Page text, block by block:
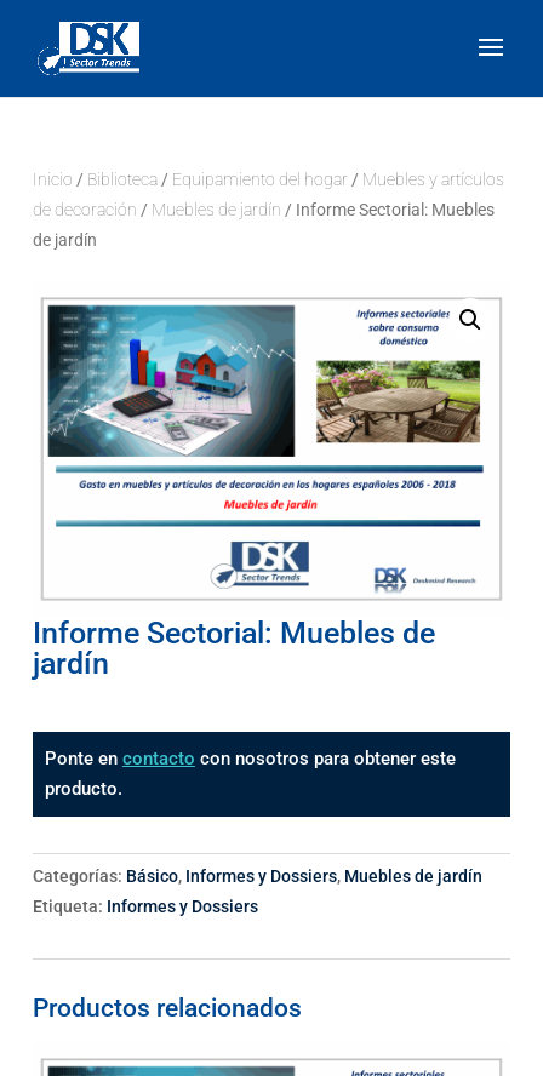
Inicio / Biblioteca/ Equipamiento del hogar / Muebles y artículos
de decoración / Muebles de jardín / Informe Sectorial: Muebles
de jardín
Informe Sectorial: Muebles de
jardín
Ponte en contacto con nosotros para obtener este
producto.
Categorías: Básico, Informes y Dossiers, Muebles de jardín
Etiqueta: Informes y Dossiers
Productos relacionados